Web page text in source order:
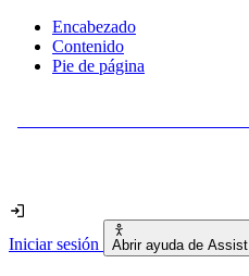
Encabezado
Contenido
Pie de página
Iniciar sesión Abrir ayuda de Assist